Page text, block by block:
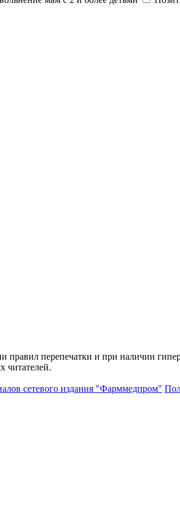
правил перепечатки и при наличии
читателей.
сетевого издания "Фарммедпром"